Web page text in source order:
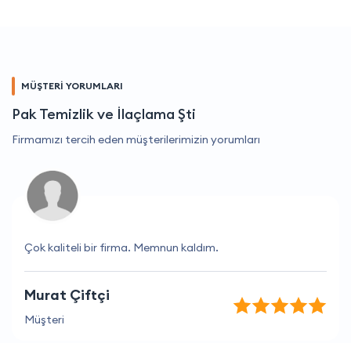
MÜŞTERİ YORUMLARI
Pak Temizlik ve İlaçlama Şti
Firmamızı tercih eden müşterilerimizin yorumları
Çok kaliteli bir firma. Memnun kaldım.
Murat Çiftçi
Müşteri